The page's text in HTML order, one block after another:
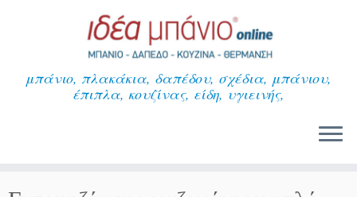
μπάνιο, πλακάκια, δαπέδου, σχέδια, μπάνιου,
έπιπλα, κουζίνας, είδη, υγιεινής,